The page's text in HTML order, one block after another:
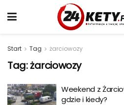
Start Tag żarciowozy
Tag:żarciowozy
Weekend z
gdzie i kiedy?